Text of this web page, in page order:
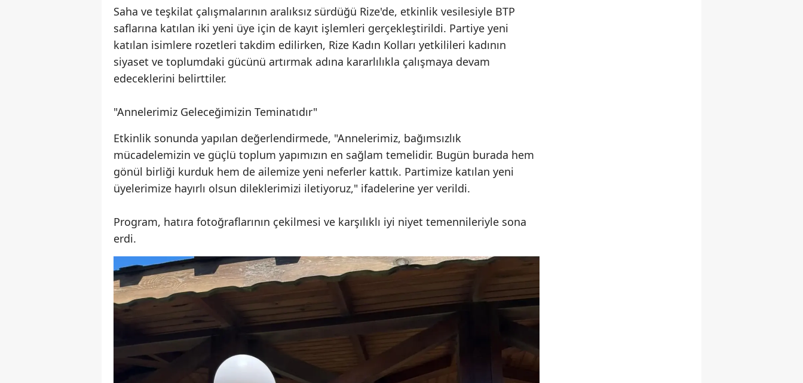
Saha ve teşkilat çalışmalarının aralıksız sürdüğü Rize'de, etkinlik vesilesiyle BTP
saflarına katılan iki yeni üye için de kayıt işlemleri gerçekleştirildi. Partiye yeni
katılan isimlere rozetleri takdim edilirken, Rize Kadın Kolları yetkilileri kadının
siyaset ve toplumdaki gücünü artırmak adına kararlılıkla çalışmaya devam
edeceklerini belirttiler.
"Annelerimiz Geleceğimizin Teminatıdır"
Etkinlik sonunda yapılan değerlendirmede, "Annelerimiz, bağımsızlık
mücadelemizin ve güçlü toplum yapımızın en sağlam temelidir. Bugün burada hem
gönül birliği kurduk hem de ailemize yeni neferler kattık. Partimize katılan yeni
üyelerimize hayırlı olsun dileklerimizi iletiyoruz," ifadelerine yer verildi.
Program, hatıra fotoğraflarının çekilmesi ve karşılıklı iyi niyet temennileriyle sona
erdi.